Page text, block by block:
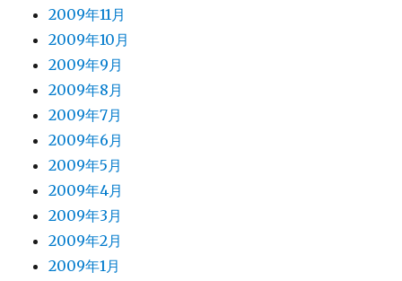
2009年11月
2009年10月
2009年9月
2009年8月
2009年7月
2009年6月
2009年5月
2009年4月
2009年3月
2009年2月
2009年1月